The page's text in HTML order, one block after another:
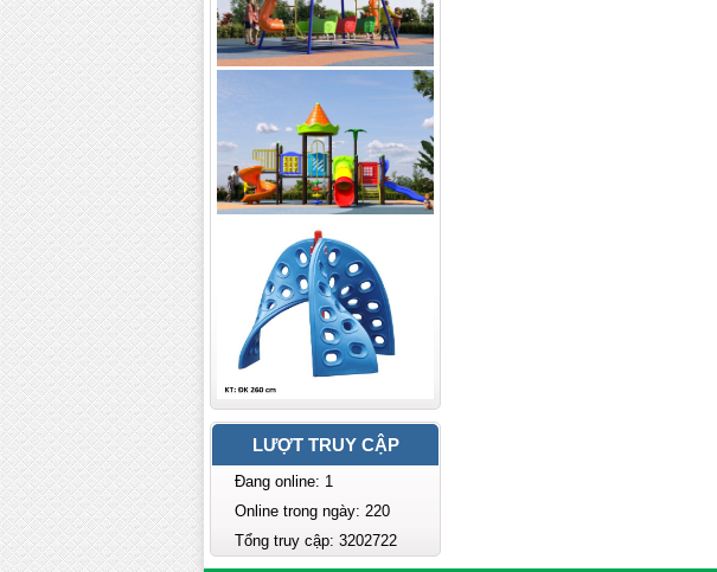
LƯỢT TRUY CẬP
Đang online: 1
Online trong ngày: 220
Tổng truy cập: 3202722